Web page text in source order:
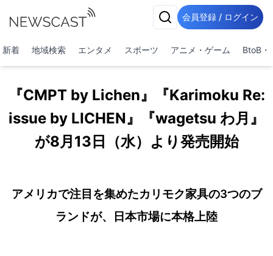
会員登録 / ログイン
新着 地域検索 エンタメ スポーツ アニメ・ゲーム BtoB・
『CMPT by Lichen』『Karimoku Re:
issue by LICHEN』『wagetsu わ月』
が8月13日（水）より発売開始
アメリカで注目を集めたカリモク家具の3つのブ
ランドが、日本市場に本格上陸